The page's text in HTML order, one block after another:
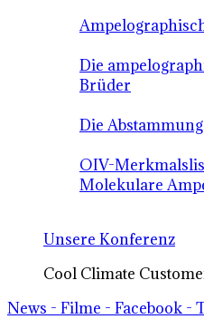
Die
Brüder
Die
OIV-
Molekulare
Unsere Konferenz
Cool Climate
News - Filme - Facebook -